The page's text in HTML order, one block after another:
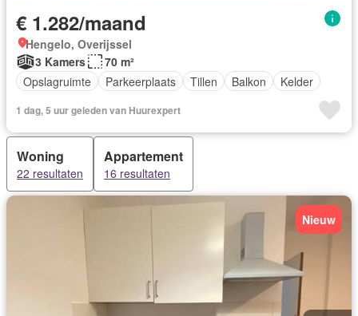
€ 1.282/maand
Hengelo, Overijssel
3 Kamers
70 m²
Opslagruimte
Parkeerplaats Tillen Balkon Kelder
1 dag, 5 uur geleden van Huurexpert
Woning
22 resultaten
Appartement
16 resultaten
Nieuw